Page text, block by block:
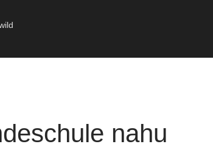
nahu